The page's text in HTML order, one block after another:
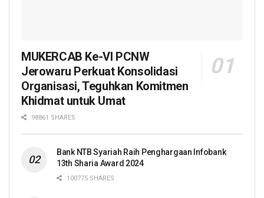
MUKERCAB Ke-VI PCNW
Jerowaru Perkuat Konsolidasi
Organisasi, Teguhkan Komitmen
Khidmat untuk Umat
98861 SHARES
Bank NTB Syariah Raih Penghargaan Infobank
13th Sharia Award 2024
100775 SHARES